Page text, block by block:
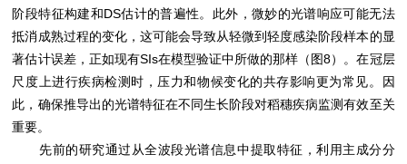
阶段特征构建和DS估计的普遍性。此外，微妙的光谱响应可能无法
抵消成熟过程的变化，这可能会导致从轻微到轻度感染阶段样本的显
著估计误差，正如现有SIs在模型验证中所做的那样（图8）。在冠层
尺度上进行疾病检测时，压力和物候变化的共存影响更为常见。因
此，确保推导出的光谱特征在不同生长阶段对稻穗疾病监测有效至关
重要。
先前的研究通过从全波段光谱信息中提取特征，利用主成分分